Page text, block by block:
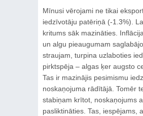
Mīnusi vērojami ne tikai
iedzīvotāju patēriņā (-1.3%).
kritums sāk mazināties.
un algu pieaugumam
straujam, turpina uzlaboties
pirktspēja – algas ķer augsto
Tas ir mazinājis pesimismu
noskaņojuma rādītājā. Tomēr
stabiņam krītot, noskaņojums
pasliktināties. Tas, iespējams,